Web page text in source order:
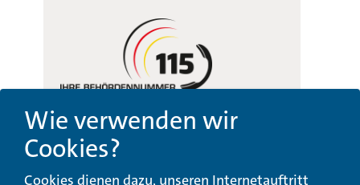
Anregungs- und
Barrierefreiheit
Wie verwenden wir
Cookies?
Cookies dienen dazu, unseren Internetauftritt